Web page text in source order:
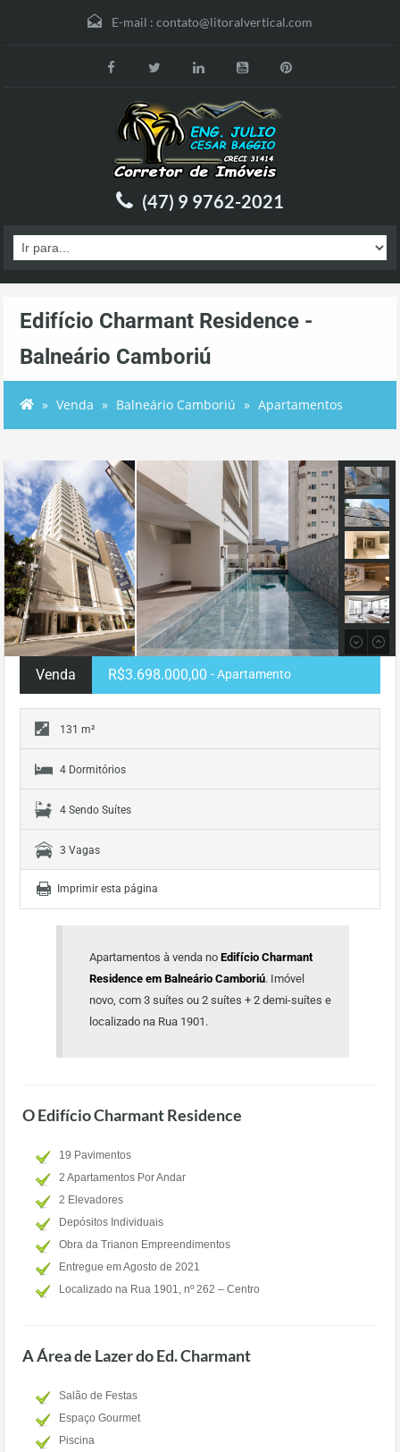
E-mail : contato@litoralvertical.com
(47) 9 9762-2021
Edifício Charmant Residence -
Balneário Camboriú
Venda Balneário Camboriú Apartamentos
Venda R$3.698.000,00 - Apartamento
131 m²
4 Dormitórios
4 Sendo Suítes
3 Vagas
Imprimir esta página
Apartamentos à venda no Edifício Charmant
Residence em Balneário Camboriú. Imóvel
novo, com 3 suítes ou 2 suítes + 2 demi-suítes e
localizado na Rua 1901.
O Edifício Charmant Residence
19 Pavimentos
2 Apartamentos Por Andar
2 Elevadores
Depósitos Individuais
Obra da Trianon Empreendimentos
Entregue em Agosto de 2021
Localizado na Rua 1901, nº 262 – Centro
A Área de Lazer do Ed. Charmant
Salão de Festas
Espaço Gourmet
Piscina